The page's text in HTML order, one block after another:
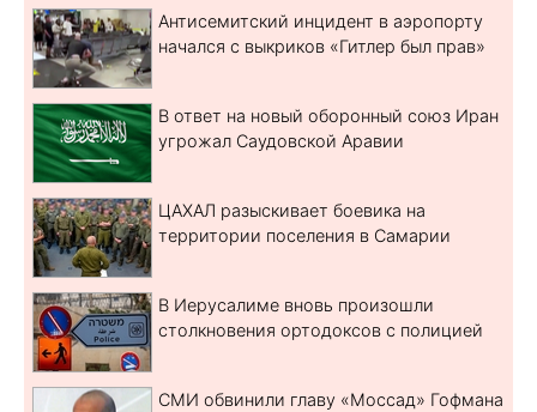
Антисемитский инцидент в аэропорту
начался с выкриков «Гитлер был прав»
В ответ на новый оборонный союз Иран
угрожал Саудовской Аравии
ЦАХАЛ разыскивает боевика на
территории поселения в Самарии
В Иерусалиме вновь произошли
столкновения ортодоксов с полицией
СМИ обвинили главу «Моссад» Гофмана